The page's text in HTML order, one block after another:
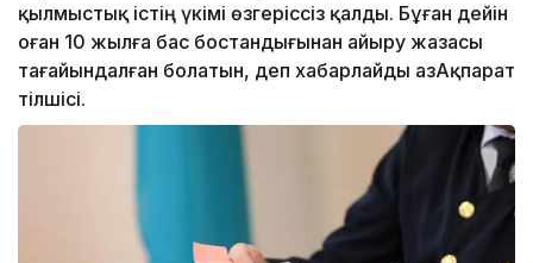
қылмыстық істің үкімі өзгеріссіз қалды. Бұған дейін
оған 10 жылға бас бостандығынан айыру жазасы
тағайындалған болатын, деп хабарлайды ҚазАқпарат
тілшісі.